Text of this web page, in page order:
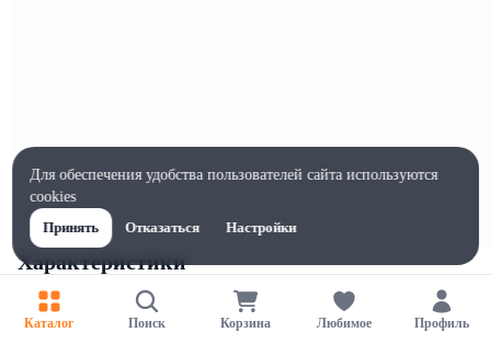
Характеристики
Ширина, мм
100
Каталог Поиск Корзина Любимое Профиль
Для обеспечения удобства пользователей сайта используются
cookies
Принять
Отказаться Настройки